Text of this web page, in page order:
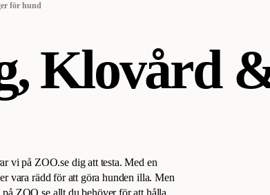
för hund
Klovård
vi på ZOO.se dig att testa. Med en
vara rädd för att göra hunden illa. Men
ZOO.se allt du behöver för att hålla